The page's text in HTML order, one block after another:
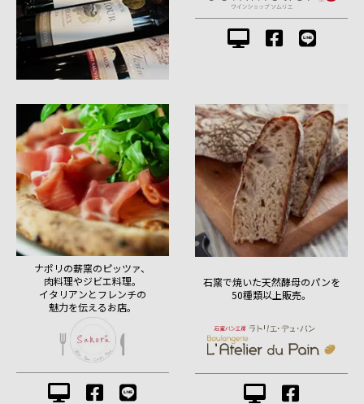
ナポリの薪窯のピッツァ、
肉料理やジビエ料理。
イタリアンとフレンチの
魅力を伝えるお店。
石窯で焼いた天然酵母のパンを
50種類以上販売。